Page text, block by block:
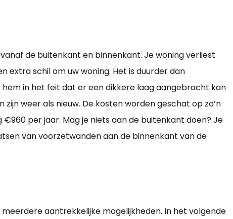
de buitenkant en binnenkant. Je woning verliest
extra schil om uw woning. Het is duurder dan
hem in het feit dat er een dikkere laag aangebracht kan
weer als nieuw. De kosten worden geschat op zo’n
per jaar. Mag je niets aan de buitenkant doen? Je
van voorzetwanden aan de binnenkant van de
aantrekkelijke mogelijkheden. In het volgende